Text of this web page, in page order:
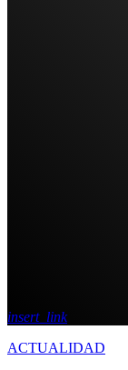
insert_link
ACTUALIDAD